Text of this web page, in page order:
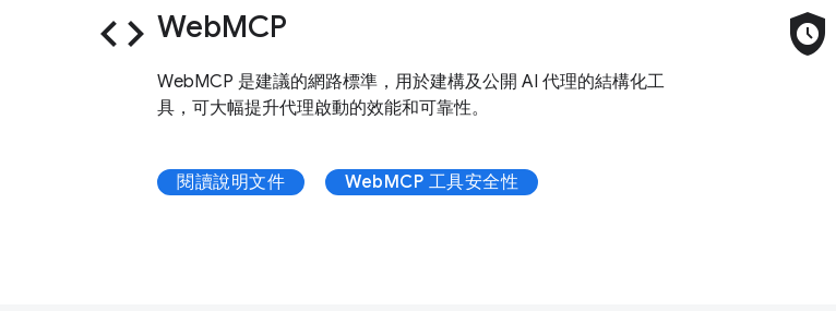
code WebMCP
WebMCP 是建議的網路標準，用於建構及公開 AI 代理的結構化工
具，可大幅提升代理啟動的效能和可靠性。
閱讀說明文件 WebMCP 工具安全性
safety_check